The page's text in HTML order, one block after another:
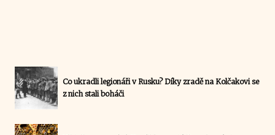
Co ukradli legionáři v Rusku? Díky zradě na Kolčakovi se
z nich stali boháči